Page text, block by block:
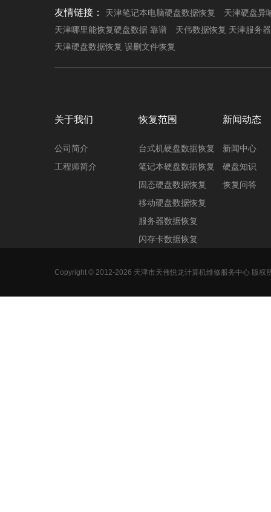
友情链接： 天津笔记本电脑硬盘数据恢复
天津硬盘异
天津哪里能恢复硬盘数据 靠谱
天伟数据恢复 天津服务
天津硬盘数据恢复 误删文件恢复
关于我们
公司简介
工程师简介
恢复范围
台式机硬盘数据恢复
笔记本硬盘数据恢复
固态硬盘数据恢复
移动硬盘数据恢复
服务器数据恢复
闪存卡数据恢复
新闻动态
新闻中心
硬盘知识
恢复问答
Copyright © 2012-2026 天津市天伟悦龙计算机维修服务中心 版权